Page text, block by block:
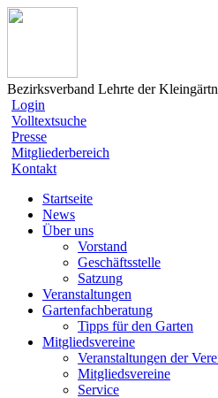
Bezirksverband Lehrte der
Login
Volltextsuche
Presse
Mitgliederbereich
Kontakt
Startseite
News
Über uns
Vorstand
Geschäftsstelle
Satzung
Veranstaltungen
Gartenfachberatung
Tipps für den Garten
Mitgliedsvereine
Veranstaltungen der
Mitgliedsvereine
Service